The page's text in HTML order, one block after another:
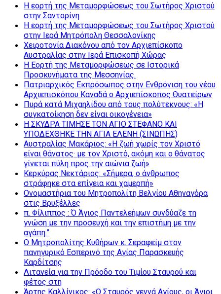
Η εορτή της Μεταμορφώσεως του Σωτήρος Χριστού
στην Σαντορίνη
Η εορτή της Μεταμορφώσεως του Σωτήρος Χριστού
στην Ιερά Μητρόπολη Θεσσαλονίκης
Χειροτονία Διακόνου από τον Αρχιεπίσκοπο
Αυστραλίας στην Ιερά Επισκοπή Χώρας
Η Εορτή της Μεταμορφώσεως σε Ιστορικά
Προσκυνήματα της Μεσσηνίας.
Πατριαρχικός Εκπρόσωπος στην Ενθρόνιση του νέου
Αρχιεπισκόπου Καναδά ο Αρχιεπίσκοπος Θυατείρων
Πυρά κατά Μιχαηλίδου από τους πολύτεκνους: «Η
συγκατοίκηση δεν είναι οικογένεια»
Η ΣΚΥΔΡΑ ΤΙΜΗΣΕ ΤΟΝ ΑΓΙΟ ΣΤΕΦΑΝΟ ΚΑΙ
ΥΠΟΔΕΧΘΗΚΕ ΤΗΝ ΑΓΙΑ ΕΛΕΝΗ (ΣΙΝΩΠΗΣ)
Αυστραλίας Μακάριος: «Η ζωή χωρίς τον Χριστό
είναι θάνατος· με τον Χριστό, ακόμη και ο θάνατος
γίνεται πύλη προς την αιώνια ζωή»
Κερκύρας Νεκτάριος: «Σήμερα, ο άνθρωπος
στράφηκε στα επίγεια και χαμερπή»
Ονομαστήρια του Μητροπολίτη Βελγίου Αθηναγόρα
στις Βρυξέλλες
π. Φίλιππος : Ό Άγιος Παντελεήμων συνδύαζε τη
γνώση με την προσευχή και την επιστήμη με την
αγάπη.”
Ο Μητροπολίτης Κυθήρων κ. Σεραφείμ στον
πανηγυρικό Εσπερινό της Αγίας Παρασκευής
Καρδίτσης
Λιτανεία για την Πρόοδο του Τιμίου Σταυρού και
φέτος στη
Άρτης Καλλίνικος: «Ο Σταυρός γεννά Αγίους, οι Άγιοι